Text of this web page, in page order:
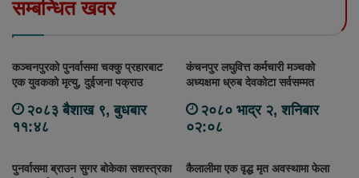
सम्बन्धित खवर
कञ्चनपुरको पुनर्वासमा चक्कु प्रहारबाट
एक युवकको मृत्यु, दुईजना पक्राउ
२०८३ बैशाख ९, बुधबार
११:४८
कंचनपुर लघुवित्त कर्मचारी मञ्चको
अध्यक्षमा ध्रुब देवकोटा सर्वसम्मत
२०८० भाद्र २, शनिबार
०२:०८
पुनर्वासमा ब्राउन सुगर बोकेका सशस्त्रका
कैलालीमा एक वृद्ध मृत अवस्थामा फेला